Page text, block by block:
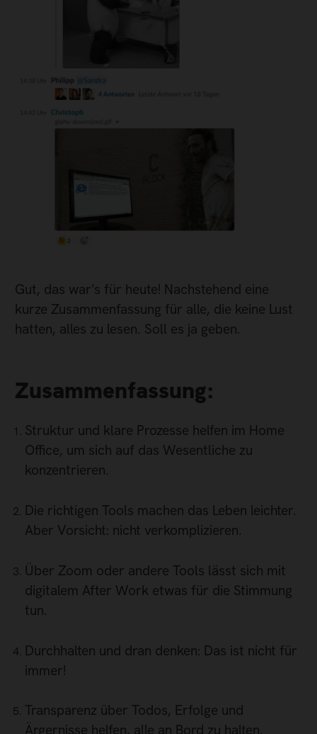
Gut, das war's für heute! Nachstehend eine
kurze Zusammen­fassung für alle, die keine Lust
hatten, alles zu lesen. Soll es ja geben.
Zusammenfassung:
Struktur und klare Prozesse helfen im Home
Office, um sich auf das Wesentliche zu
konzentrieren.
Die richtigen Tools machen das Leben leichter.
Aber Vorsicht: nicht verkomplizieren.
Über Zoom oder andere Tools lässt sich mit
digitalem After Work etwas für die Stimmung
tun.
Durchhalten und dran denken: Das ist nicht für
immer!
Transparenz über Todos, Erfolge und
Ärgernisse helfen, alle an Bord zu halten.